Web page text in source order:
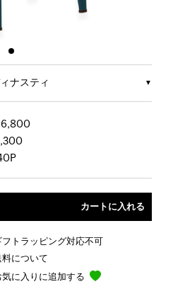
ナスティ
フトラッピング対応不可
料について
気に入りに追加する